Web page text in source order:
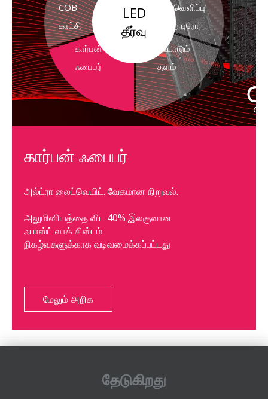
LED
தீர்வு
கார்பன்
ஃபைபர்
COB
காட்சி
வெளிப்பு
ற புரோ
ஊடாடும்
தளம்
கார்பன் ஃபைபர்
அல்ட்ரா லைட்வெயிட். வேகமான நிறுவல்.
அலுமினியத்தை விட 40% இலகுவான
ஃபாஸ்ட் லாக் சிஸ்டம்
நிகழ்வுகளுக்காக வடிவமைக்கப்பட்டது
மேலும் அறிக
தேடுகிறது